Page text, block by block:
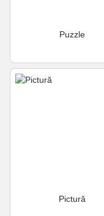
Puzzle
Pictură